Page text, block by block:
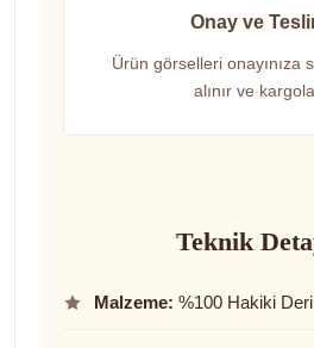
Onay ve
Ürün görselleri onayınıza
alınır ve
Teknik
Malzeme: %100 Hakiki Deri